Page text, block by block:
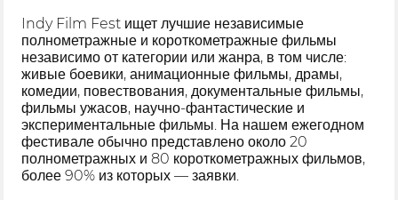
Indy Film Fest ищет лучшие независимые
полнометражные и короткометражные фильмы
независимо от категории или жанра, в том числе:
живые боевики, анимационные фильмы, драмы,
комедии, повествования, документальные фильмы,
фильмы ужасов, научно-фантастические и
экспериментальные фильмы. На нашем ежегодном
фестивале обычно представлено около 20
полнометражных и 80 короткометражных фильмов,
более 90% из которых — заявки.